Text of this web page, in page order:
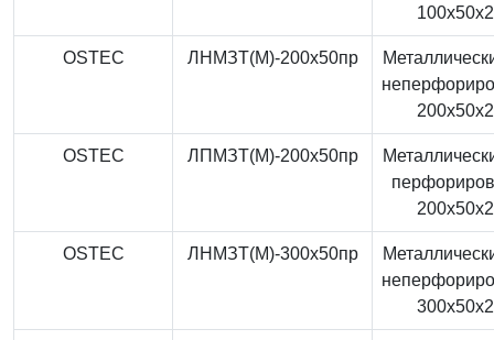
OSTEC ЛНМЗТ(М)-200x50пр
OSTEC ЛПМЗТ(М)-200x50пр
OSTEC ЛНМЗТ(М)-300x50пр